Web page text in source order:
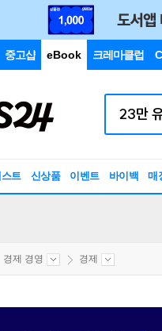
중고샵 eBook 크레마클럽
트 신상품 이벤트 바이백 매
경제 경영 경제